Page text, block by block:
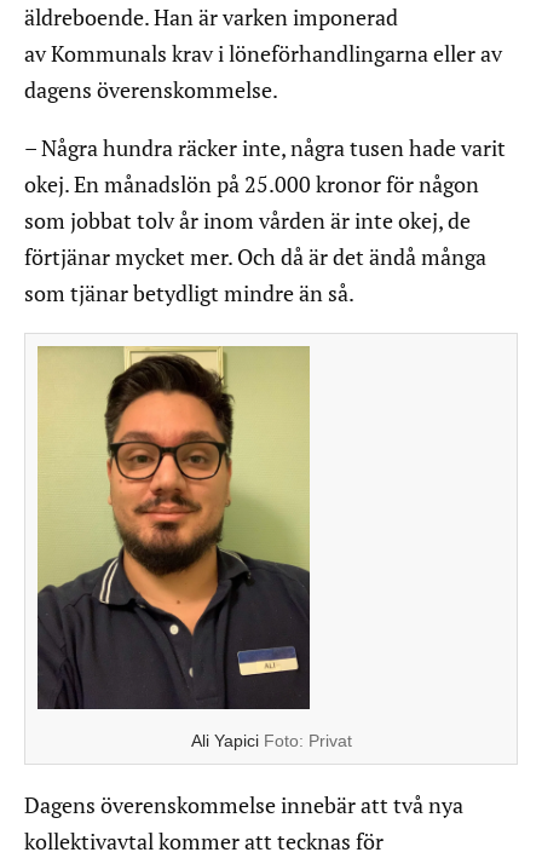
äldreboende. Han är varken imponerad
av Kommunals krav i löneförhandlingarna eller av
dagens överenskommelse.
– Några hundra räcker inte, några tusen hade varit
okej. En månadslön på 25.000 kronor för någon
som jobbat tolv år inom vården är inte okej, de
förtjänar mycket mer. Och då är det ändå många
som tjänar betydligt mindre än så.
Ali Yapici Foto: Privat
Dagens överenskommelse innebär att två nya
kollektivavtal kommer att tecknas för